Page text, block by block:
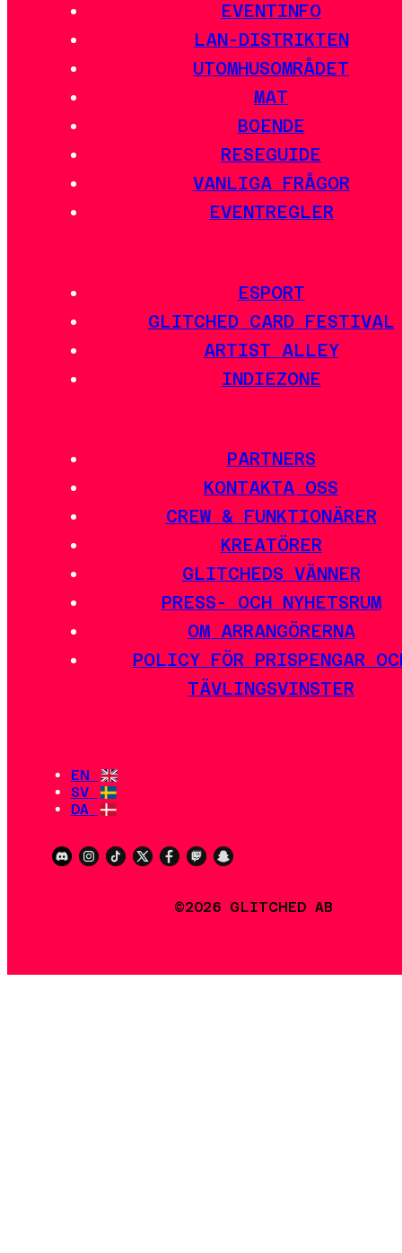
EVENTINFO
LAN-DISTRIKTEN
UTOMHUSOMRÅDET
MAT
BOENDE
RESEGUIDE
VANLIGA FRÅGOR
EVENTREGLER
ESPORT
GLITCHED CARD FESTIVAL
ARTIST ALLEY
INDIEZONE
PARTNERS
KONTAKTA OSS
CREW & FUNKTIONÄRER
KREATÖRER
GLITCHEDS VÄNNER
PRESS- OCH NYHETSRUM
OM ARRANGÖRERNA
POLICY FÖR PRISPENGAR
TÄVLINGSVINSTER
EN
SV
DA
©2026 GLITCHED AB